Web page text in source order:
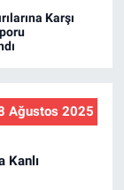
Karşı
Ağustos 2025
Kanlı